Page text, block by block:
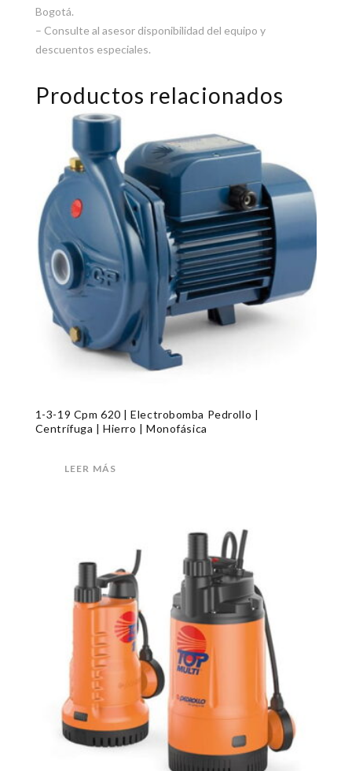
Bogotá.
– Consulte al asesor disponibilidad del equipo y
descuentos especiales.
Productos relacionados
1-3-19 Cpm 620 | Electrobomba Pedrollo |
Centrífuga | Hierro | Monofásica
LEER MÁS